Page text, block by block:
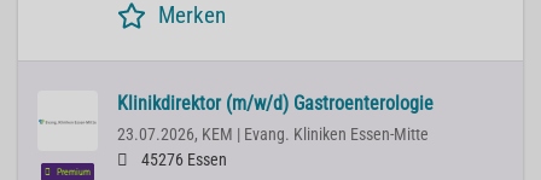
Merken
Premium
Klinikdirektor (m/w/d) Gastroenterologie
23.07.2026, KEM | Evang. Kliniken Essen-Mitte
45276 Essen